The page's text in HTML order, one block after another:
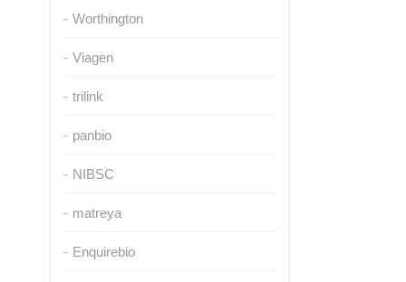
Worthington
Viagen
trilink
panbio
NIBSC
matreya
Enquirebio